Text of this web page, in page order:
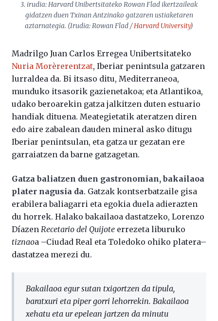
3. irudia: Harvard Unibertsitateko Rowan Flad ikertzaileak
gidatzen duen Txinan Antzinako gatzaren ustiaketaren
aztarnategia. (Irudia: Rowan Flad /Harvard University)
Madrilgo Juan Carlos Erregea Unibertsitateko
Nuria Morèrerentzat, Iberiar penintsula gatzaren
lurraldea da. Bi itsaso ditu, Mediterraneoa,
munduko itsasorik gazienetakoa; eta Atlantikoa,
udako beroarekin gatza jalkitzen duten estuario
handiak dituena. Meategietatik ateratzen diren
edo aire zabalean dauden mineral asko ditugu
Iberiar penintsulan, eta gatza ur gezatan ere
garraiatzen da barne gatzagetan.
Gatza baliatzen duen gastronomian, bakailaoa
plater nagusia da. Gatzak kontserbatzaile gisa
erabilera baliagarri eta egokia duela adierazten
du horrek. Halako bakailaoa dastatzeko, Lorenzo
Díazen Recetario del Quijote errezeta liburuko
tiznaoa –Ciudad Real eta Toledoko ohiko platera–
dastatzea merezi du.
Bakailaoa egur sutan txigortzen da tipula,
baratxuri eta piper gorri lehorrekin. Bakailaoa
xehatu eta ur epelean jartzen da minutu